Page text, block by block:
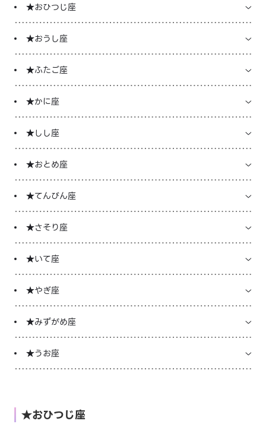
★おひつじ座
★おうし座
★ふたご座
★かに座
★しし座
★おとめ座
★てんびん座
★さそり座
★いて座
★やぎ座
★みずがめ座
★うお座
★おひつじ座